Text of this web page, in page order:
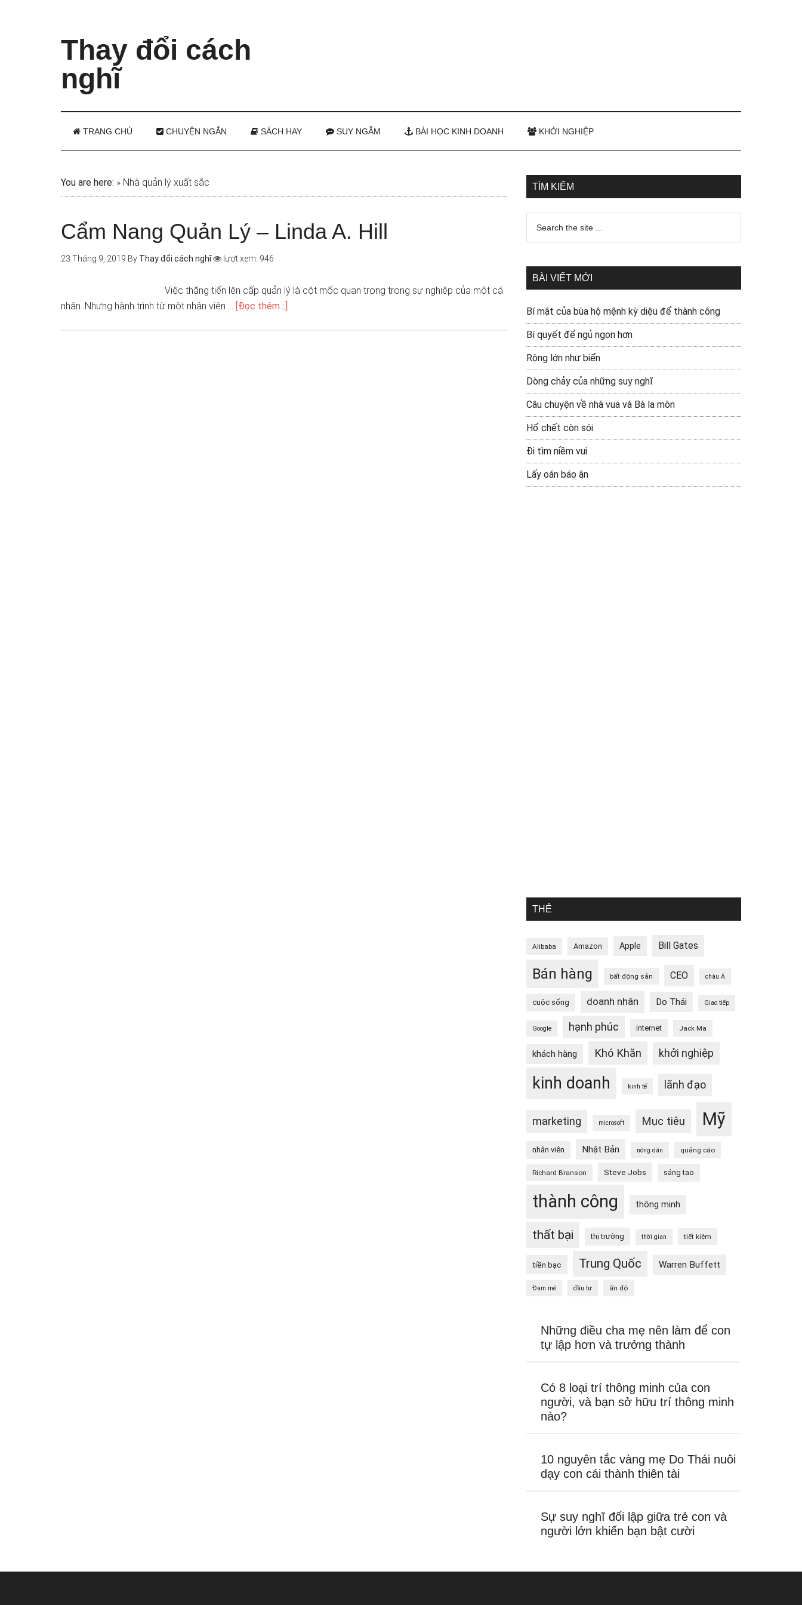
Thay đổi cách
nghĩ
TRANG CHỦ CHUYỆN NGẮN SÁCH HAY SUY NGẪM BÀI HỌC KINH DOANH KHỞI NGHIỆP
You are here: » Nhà quản lý xuất sắc
Cẩm Nang Quản Lý – Linda A. Hill
23 Tháng 9, 2019 By Thay đổi cách nghĩ lượt xem: 946
Việc thăng tiến lên cấp quản lý là cột mốc quan trọng trong sự nghiệp của một cá
nhân. Nhưng hành trình từ một nhân viên … [Đọc thêm...]
TÌM KIẾM
BÀI VIẾT MỚI
Bí mật của bùa hộ mệnh kỳ diệu để thành công
Bí quyết để ngủ ngon hơn
Rộng lớn như biển
Dòng chảy của những suy nghĩ
Câu chuyện về nhà vua và Bà la môn
Hổ chết còn sói
Đi tìm niềm vui
Lấy oán báo ân
THẺ
Alibaba Amazon Apple Bill Gates
Bán hàng bất động sản CEO châu Á
cuộc sống doanh nhân Do Thái Giao tiếp
Google hạnh phúc internet Jack Ma
khách hàng Khó Khăn khởi nghiệp
kinh doanh kinh tế lãnh đạo
marketing microsoft Mục tiêu Mỹ
nhân viên Nhật Bản nông dân quảng cáo
Richard Branson Steve Jobs sáng tạo
thành công thông minh
thất bại thị trường thời gian tiết kiệm
tiền bạc Trung Quốc Warren Buffett
Đam mê đầu tư ấn độ
Những điều cha mẹ nên làm để con
tự lập hơn và trưởng thành
Có 8 loại trí thông minh của con
người, và bạn sở hữu trí thông minh
nào?
10 nguyên tắc vàng mẹ Do Thái nuôi
dạy con cái thành thiên tài
Sự suy nghĩ đối lập giữa trẻ con và
người lớn khiến bạn bật cười